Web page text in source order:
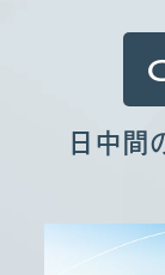
日中間